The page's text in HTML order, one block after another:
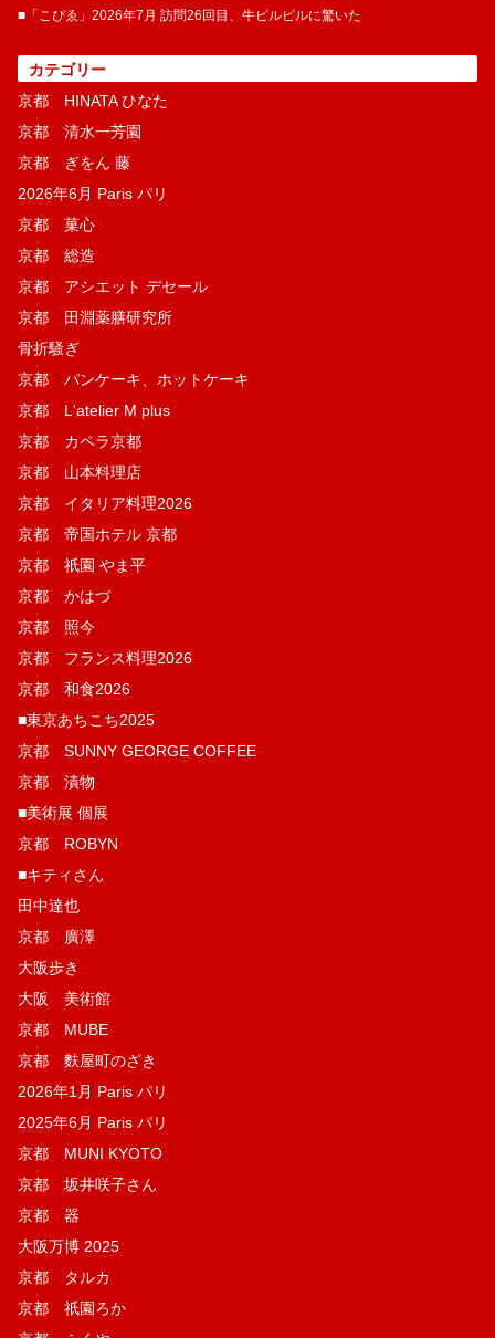
■「こぴゑ」2026年7月 訪問26回目、牛ピルピルに驚いた
カテゴリー
京都 HINATA ひなた
京都 清水一芳園
京都 ぎをん 藤
2026年6月 Paris パリ
京都 菓​心
京都 総造
京都 アシエット デセール
京都 田淵薬膳研究所
骨折騒ぎ
京都 パンケーキ、ホットケーキ
京都 L'atelier M plus
京都 カペラ京都
京都 山本料理店
京都 イタリア料理2026
京都 帝国ホテル 京都
京都 祇園 やま平
京都 かはづ
京都 照今
京都 フランス料理2026
京都 和食2026
■東京あちこち2025
京都 SUNNY GEORGE COFFEE
京都 漬物
■美術展 個展
京都 ROBYN
■キティさん
田中達也
京都 廣澤
大阪歩き
大阪 美術館
京都 MUBE
京都 麩屋町のざき
2026年1月 Paris パリ
2025年6月 Paris パリ
京都 MUNI KYOTO
京都 坂井咲子さん
京都 器
大阪万博 2025
京都 タルカ
京都 祇園ろか